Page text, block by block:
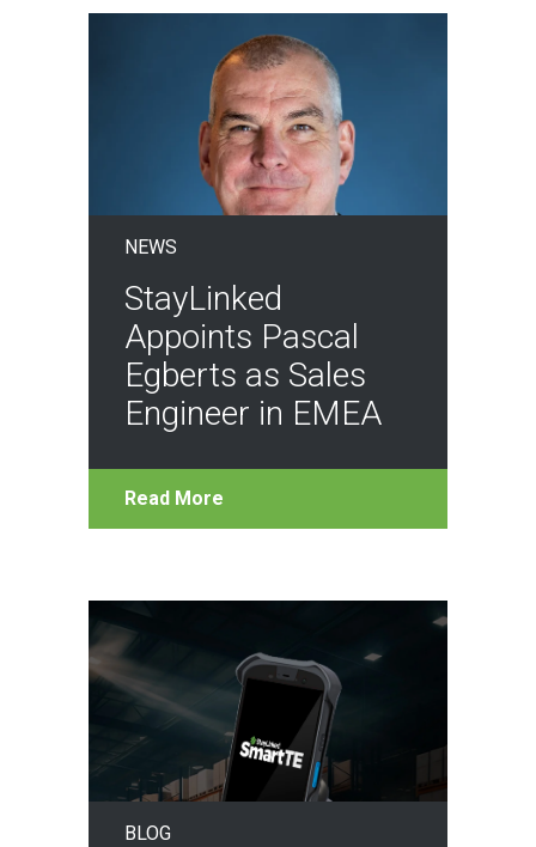
NEWS
StayLinked
Appoints Pascal
Egberts as Sales
Engineer in EMEA
Read More
BLOG